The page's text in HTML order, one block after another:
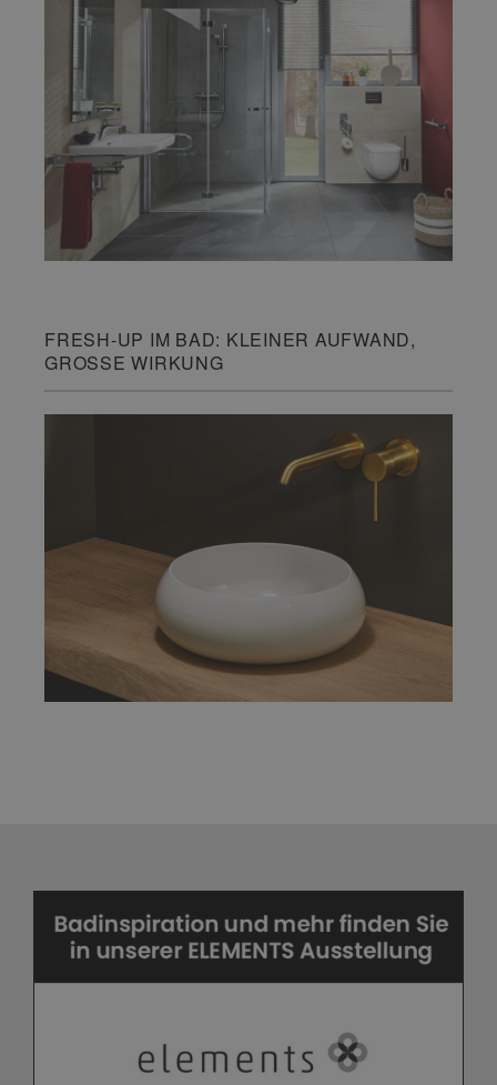
FRESH-UP IM BAD: KLEINER AUFWAND,
GROSSE WIRKUNG